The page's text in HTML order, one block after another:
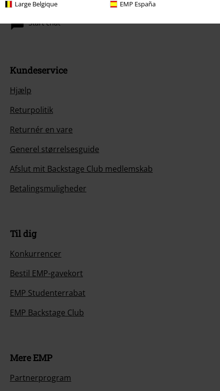
Large Belgique EMP España
information
Start chat
Kundeservice
Hjælp
Returpolitik
Returnér en vare
Generel størrelsesguide
Afslut mit Backstage Club medlemskab
Betalingsmuligheder
Til dig
Konkurrencer
Bestil EMP-gavekort
EMP Studenterrabat
EMP Backstage Club
Mere EMP
Partnerprogram